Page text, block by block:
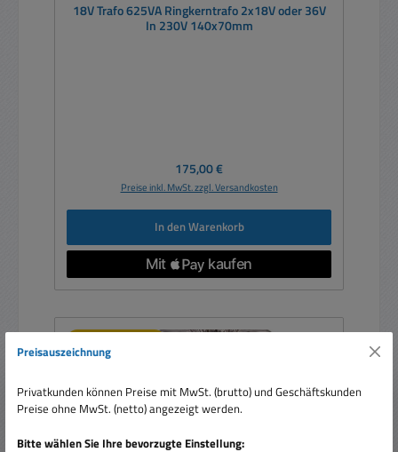
18V Trafo 625VA Ringkerntrafo 2x18V oder 36V
In 230V 140x70mm
Regulärer Preis:
175,00 €
Preise inkl. MwSt. zzgl. Versandkosten
In den Warenkorb
Preisauszeichnung
Privatkunden können Preise mit MwSt. (brutto) und Geschäftskunden
Preise ohne MwSt. (netto) angezeigt werden.
Bitte wählen Sie Ihre bevorzugte Einstellung: